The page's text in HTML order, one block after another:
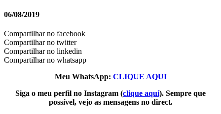
06/08/2019
Compartilhar no facebook
Compartilhar no twitter
Compartilhar no linkedin
Compartilhar no whatsapp
Meu WhatsApp: CLIQUE AQUI
Siga o meu perfil no Instagram (clique aqui). Sempre que
possível, vejo as mensagens no direct.